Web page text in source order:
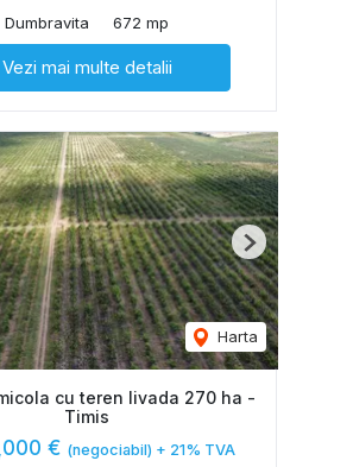
Dumbravita
672 mp
Vezi mai multe detalii
Harta
Next
cu teren livada 270 ha -
Timis
€ (negociabil) + 21% TVA